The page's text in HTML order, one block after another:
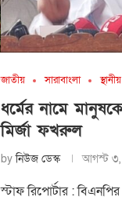
জাতীয় সারাবাংলা
ধর্মের নামে
মির্জা ফখরুল
byনিউজ ডেস্ক আগস্ট
স্টাফ রিপোর্টার :